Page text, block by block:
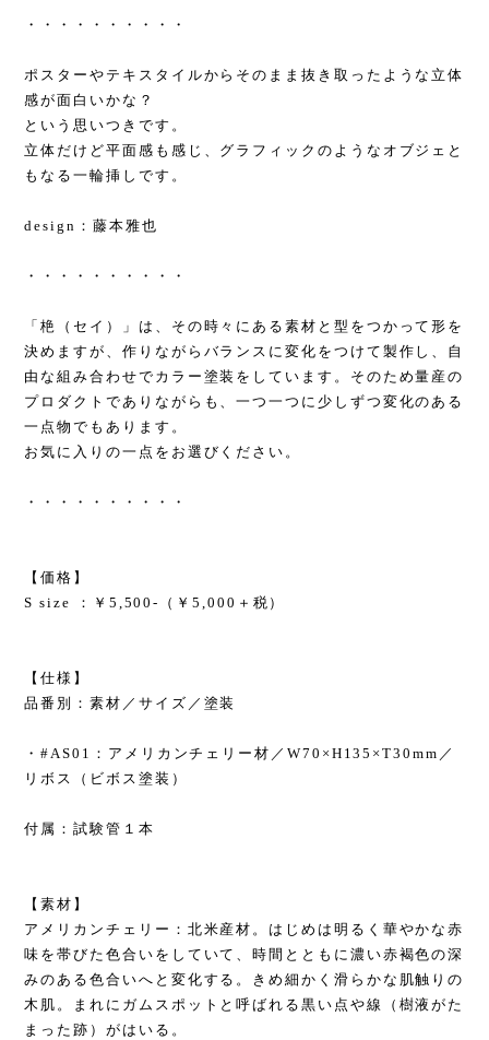
・・・・・・・・・・
ポスターやテキスタイルからそのまま抜き取ったような立体
感が面白いかな？
という思いつきです。
立体だけど平面感も感じ、グラフィックのようなオブジェと
もなる一輪挿しです。
design：藤本雅也
・・・・・・・・・・
「栬（セイ）」は、その時々にある素材と型をつかって形を
決めますが、作りながらバランスに変化をつけて製作し、自
由な組み合わせでカラー塗装をしています。そのため量産の
プロダクトでありながらも、一つ一つに少しずつ変化のある
一点物でもあります。
お気に入りの一点をお選びください。
・・・・・・・・・・
【価格】
S size ：￥5,500-（￥5,000＋税）
【仕様】
品番別：素材／サイズ／塗装
・#AS01：アメリカンチェリー材／W70×H135×T30mm／
リボス（ビボス塗装）
付属：試験管１本
【素材】
アメリカンチェリー：北米産材。はじめは明るく華やかな赤
味を帯びた色合いをしていて、時間とともに濃い赤褐色の深
みのある色合いへと変化する。きめ細かく滑らかな肌触りの
木肌。まれにガムスポットと呼ばれる黒い点や線（樹液がた
まった跡）がはいる。